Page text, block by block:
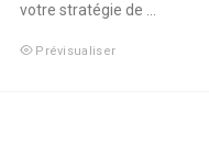
votre stratégie de ...
Prévisualiser